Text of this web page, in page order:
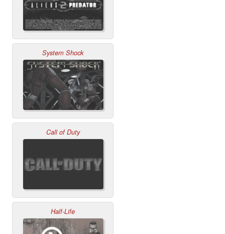
System Shock
Call of Duty
Half-Life